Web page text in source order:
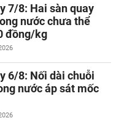
7/8: Hai sàn quay
nước chưa thể
đồng/kg
6/8: Nối dài chuỗi
nước áp sát mốc